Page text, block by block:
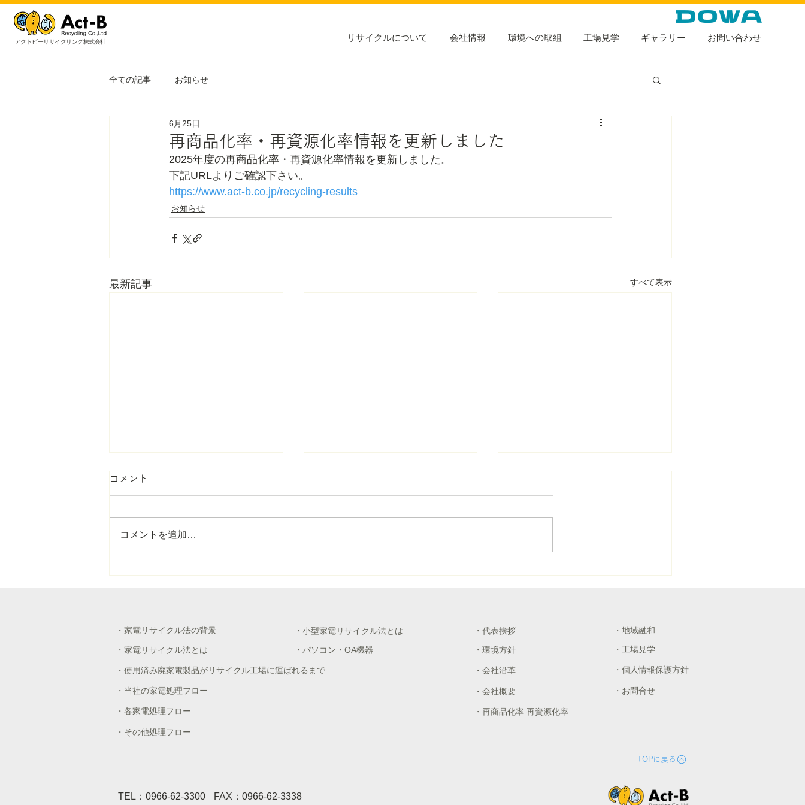
アクトビーリサイクリング株式会社 リサイクルについて 会社情報 環境への取組 工場見学 ギャラリー お問い合わせ
全ての記事 お知らせ
再商品化率・再資源化率情報を更新しました
6月25日
2025年度の再商品化率・再資源化率情報を更新しました。
下記URLよりご確認下さい。
https://www.act-b.co.jp/recycling-results
お知らせ
最新記事 すべて表示
「九州の水を育む阿蘇の守り
海と川のクリーンアップ作戦
コメント
コメントを追加…
・家電リサイクル法の背景
・家電リサイクル法とは
・使用済み廃家電製品がリサイクル工場に運ばれるまで
・当社の家電処理フロー
・各家電処理フロー
・その他処理フロー
・小型家電リサイクル法とは
・パソコン・OA機器
・代表挨拶
・環境方針
・会社沿革
・会社概要
・再商品化率 再資源化率
・地域融和
・工場見学
・個人情報保護方針
・お問合せ
TOPに戻る
TEL： 0966-62-3300 FAX：0966-62-3338